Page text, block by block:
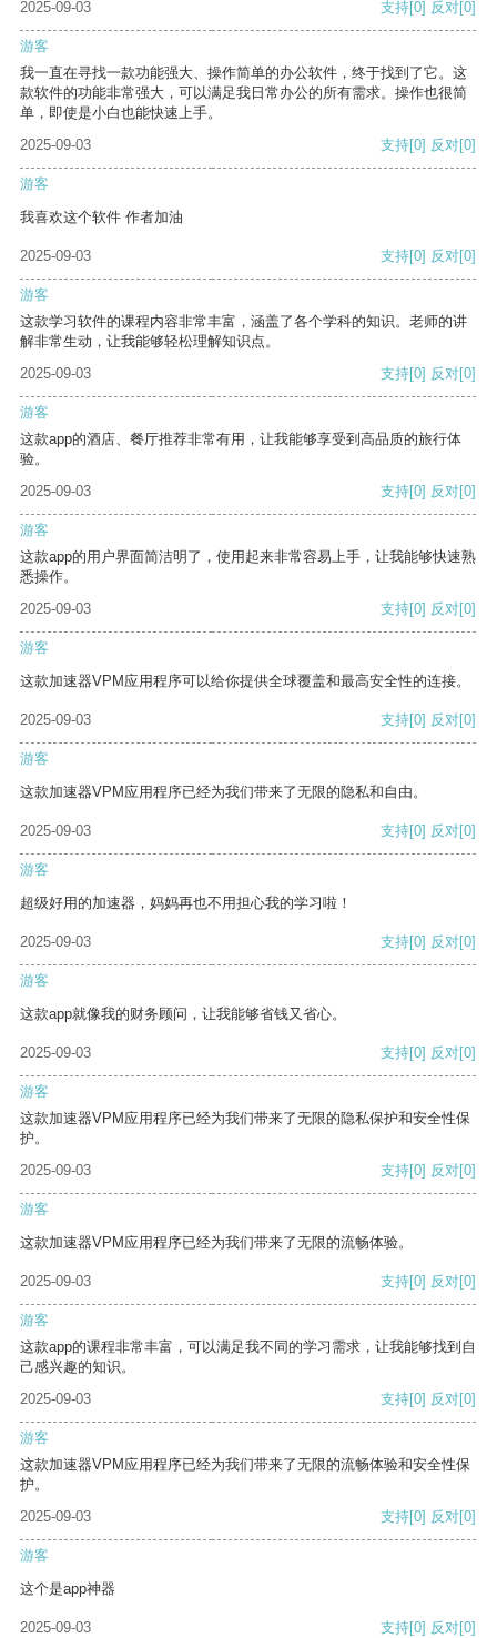
2025-09-03 支持[0] 反对[0]
游客
我一直在寻找一款功能强大、操作简单的办公软件，终于找到了它。这
款软件的功能非常强大，可以满足我日常办公的所有需求。操作也很简
单，即使是小白也能快速上手。
2025-09-03
支持[0] 反对[0]
游客
我喜欢这个软件 作者加油
2025-09-03 支持[0] 反对[0]
游客
这款学习软件的课程内容非常丰富，涵盖了各个学科的知识。老师的讲
解非常生动，让我能够轻松理解知识点。
2025-09-03
支持[0] 反对[0]
游客
这款app的酒店、餐厅推荐非常有用，让我能够享受到高品质的旅行体
验。
2025-09-03
支持[0] 反对[0]
游客
这款app的用户界面简洁明了，使用起来非常容易上手，让我能够快速熟
悉操作。
2025-09-03
支持[0] 反对[0]
游客
这款加速器VPM应用程序可以给你提供全球覆盖和最高安全性的连接。
2025-09-03 支持[0] 反对[0]
游客
这款加速器VPM应用程序已经为我们带来了无限的隐私和自由。
2025-09-03 支持[0] 反对[0]
游客
超级好用的加速器，妈妈再也不用担心我的学习啦！
2025-09-03 支持[0] 反对[0]
游客
这款app就像我的财务顾问，让我能够省钱又省心。
2025-09-03 支持[0] 反对[0]
游客
这款加速器VPM应用程序已经为我们带来了无限的隐私保护和安全性保
护。
2025-09-03
支持[0] 反对[0]
游客
这款加速器VPM应用程序已经为我们带来了无限的流畅体验。
2025-09-03 支持[0] 反对[0]
游客
这款app的课程非常丰富，可以满足我不同的学习需求，让我能够找到自
己感兴趣的知识。
2025-09-03
支持[0] 反对[0]
游客
这款加速器VPM应用程序已经为我们带来了无限的流畅体验和安全性保
护。
2025-09-03
支持[0] 反对[0]
游客
这个是app神器
2025-09-03 支持[0] 反对[0]